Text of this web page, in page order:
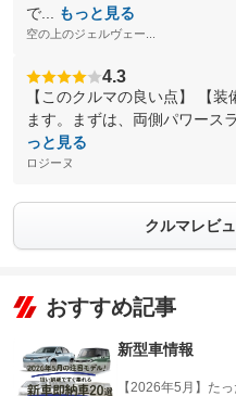
で...
もっと見る
空の上のジェルヴェー...
4.3
【このクルマの良い点】 【
ます。まずは、両側パワース
っと見る
ロジーヌ
クルマレビ
おすすめ記事
新型車情報
【2026年5月】た